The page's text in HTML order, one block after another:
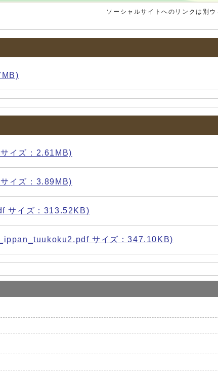
ソーシャルサイトへのリンクは別
イズ：2.61MB)
イズ：3.89MB)
サイズ：313.52KB)
サイズ：347.10KB)